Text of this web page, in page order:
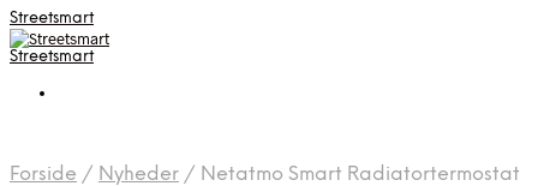
Streetsmart
Streetsmart
Forside / Nyheder / Netatmo Smart Radiatortermostat